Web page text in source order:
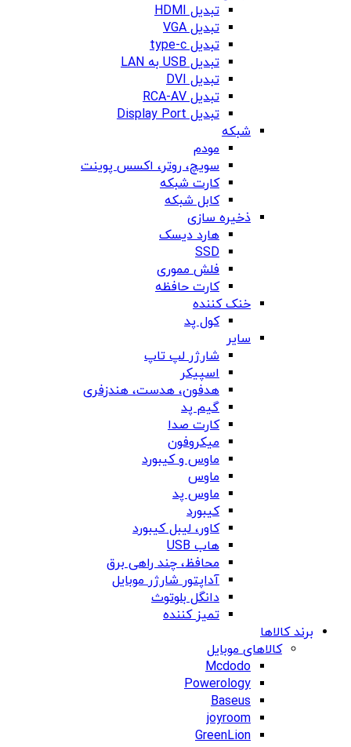
تبدیل HDMI
تبدیل VGA
تبدیل type-c
تبدیل USB به LAN
تبدیل DVI
تبدیل RCA-AV
تبدیل Display Port
شبکه
مودم
سویچ، روتر، اکسس پوینت
کارت شبکه
کابل شبکه
ذخیره سازی
هارد دیسک
SSD
فلش مموری
کارت حافظه
خنک کننده
کول پد
سایر
شارژر لپ تاپ
اسپیکر
هدفون، هدست، هندزفری
گیم پد
کارت صدا
میکروفون
ماوس و کیبورد
ماوس
ماوس پد
کیبورد
کاور، لیبل کیبورد
هاب USB
محافظ، چند راهی برق
آداپتور شارژر موبایل
دانگل بلوتوث
تمیز کننده
برند کالاها
کالاهای موبایل
Mcdodo
Powerology
Baseus
joyroom
GreenLion